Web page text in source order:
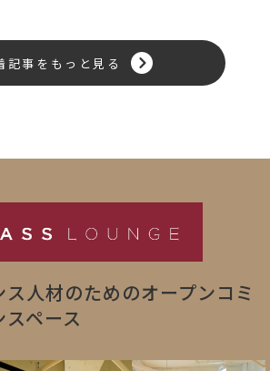
記事をもっと見る
人材のためのオープンコミ
ペース